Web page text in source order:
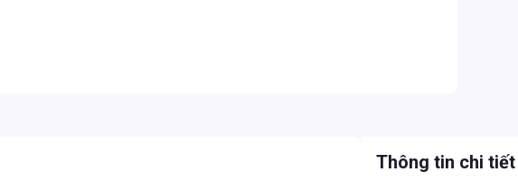
Thông tin chi tiết